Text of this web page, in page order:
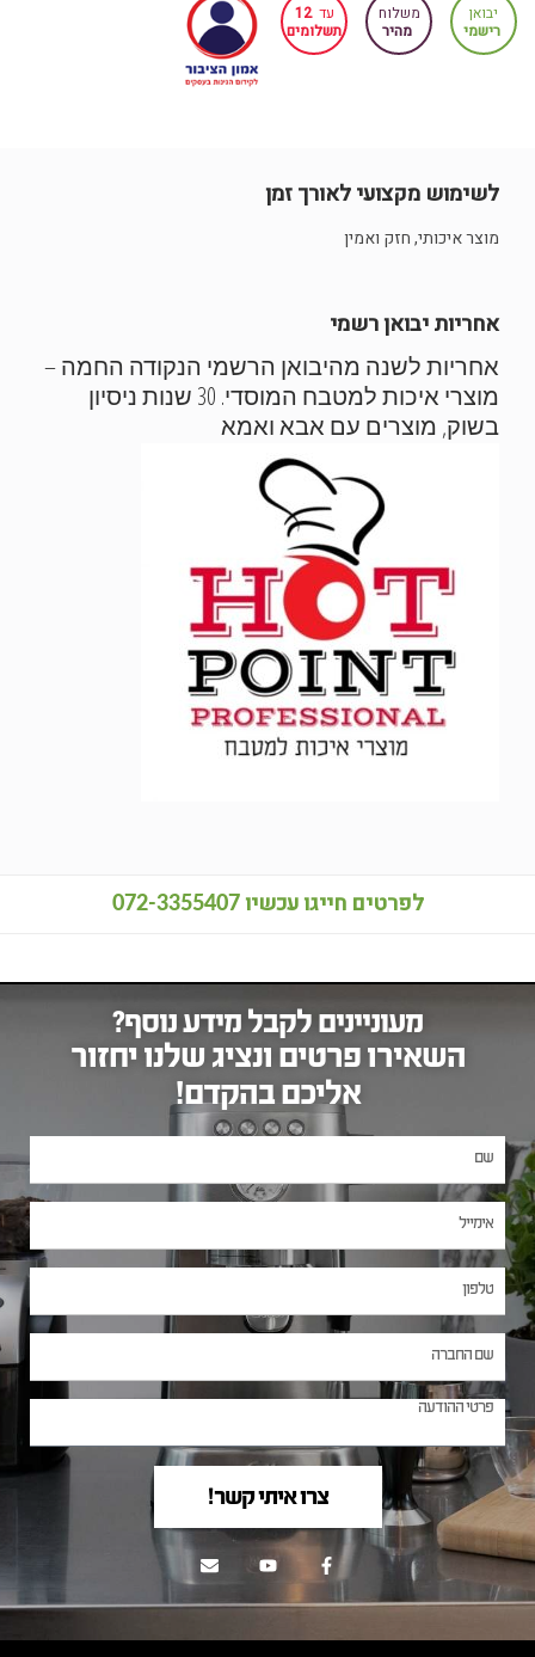
יבואן
רישמי
משלוח
מהיר
עד 12
תשלומים
לשימוש מקצועי לאורך זמן
מוצר איכותי, חזק ואמין
אחריות יבואן רשמי
אחריות לשנה מהיבואן הרשמי הנקודה החמה –
מוצרי איכות למטבח המוסדי. 30 שנות ניסיון
בשוק, מוצרים עם אבא ואמא
לפרטים חייגו עכשיו072-3355407
מעוניינים לקבל מידע נוסף?
השאירו פרטים ונציג שלנו יחזור
אליכם בהקדם!
צרו איתי קשר!